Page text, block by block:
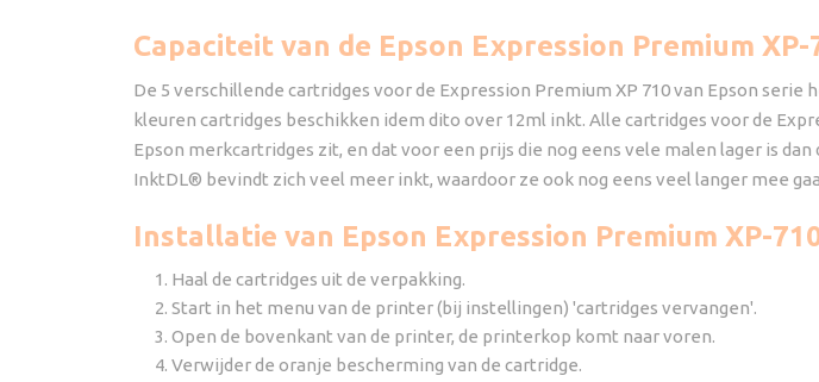
Capaciteit van de Epson Expression Premium XP-
De 5 verschillende cartridges voor de Expression Premium XP 710 van Epson
kleuren cartridges beschikken idem dito over 12ml inkt. Alle cartridges voor de
Epson merkcartridges zit, en dat voor een prijs die nog eens vele malen lager is
InktDL® bevindt zich veel meer inkt, waardoor ze ook nog eens veel langer mee
Installatie van Epson Expression Premium XP-
Haal de cartridges uit de verpakking.
Start in het menu van de printer (bij instellingen) 'cartridges vervangen'.
Open de bovenkant van de printer, de printerkop komt naar voren.
Verwijder de oranje bescherming van de cartridge.